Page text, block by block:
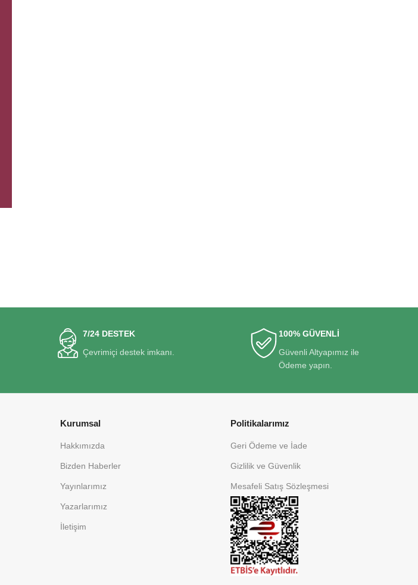
7/24 DESTEK
Çevrimiçi destek imkanı.
100% GÜVENLİ
Güvenli Altyapımız ile
Ödeme yapın.
Kurumsal
Hakkımızda
Bizden Haberler
Yayınlarımız
Yazarlarımız
İletişim
Politikalarımız
Geri Ödeme ve İade
Gizlilik ve Güvenlik
Mesafeli Satış Sözleşmesi